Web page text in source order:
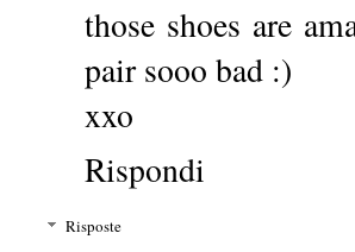
those shoes are
pair sooo bad :)
xxo
Rispondi
Risposte